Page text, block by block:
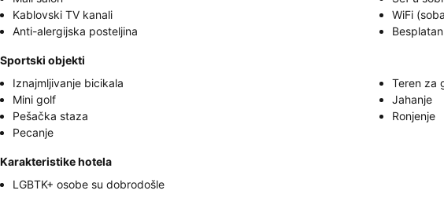
Kablovski TV kanali
WiFi
Anti-alergijska posteljina
Sportski objekti
Iznajmljivanje bicikala
Teren za
Mini golf
Jahanje
Pešačka staza
Ronjenje
Pecanje
Karakteristike hotela
LGBTK+ osobe su dobrodošle